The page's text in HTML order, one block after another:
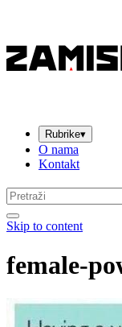
Rubrike▾
O nama
Kontakt
Pretraga:
Skip to content
female-